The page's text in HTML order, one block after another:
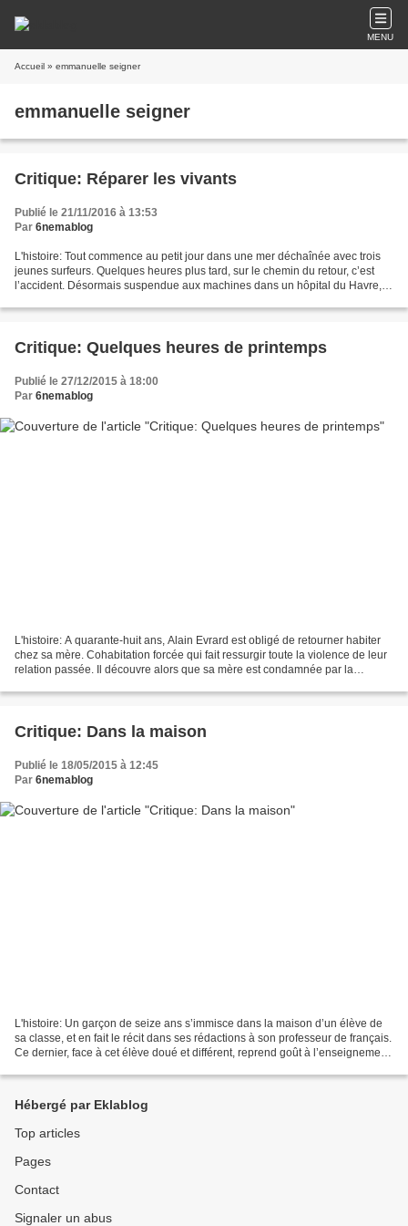
MENU
Accueil » emmanuelle seigner
emmanuelle seigner
Critique: Réparer les vivants
Publié le 21/11/2016 à 13:53
Par 6nemablog
L'histoire: Tout commence au petit jour dans une mer déchaînée avec trois
jeunes surfeurs. Quelques heures plus tard, sur le chemin du retour, c’est
l’accident. Désormais suspendue aux machines dans un hôpital du Havre, la
Critique: Quelques heures de printemps
Publié le 27/12/2015 à 18:00
Par 6nemablog
L'histoire: A quarante-huit ans, Alain Evrard est obligé de retourner habiter
chez sa mère. Cohabitation forcée qui fait ressurgir toute la violence de leur
relation passée. Il découvre alors que sa mère est condamnée par la
Critique: Dans la maison
Publié le 18/05/2015 à 12:45
Par 6nemablog
L'histoire: Un garçon de seize ans s’immisce dans la maison d’un élève de
sa classe, et en fait le récit dans ses rédactions à son professeur de français.
Ce dernier, face à cet élève doué et différent, reprend goût à l’enseignement,
Hébergé par Eklablog
Top articles
Pages
Contact
Signaler un abus